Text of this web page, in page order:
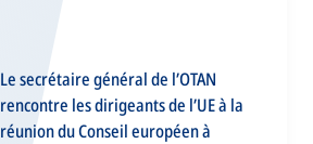
Le secrétaire général de l’OTAN
rencontre les dirigeants de l’UE à la
réunion du Conseil européen à